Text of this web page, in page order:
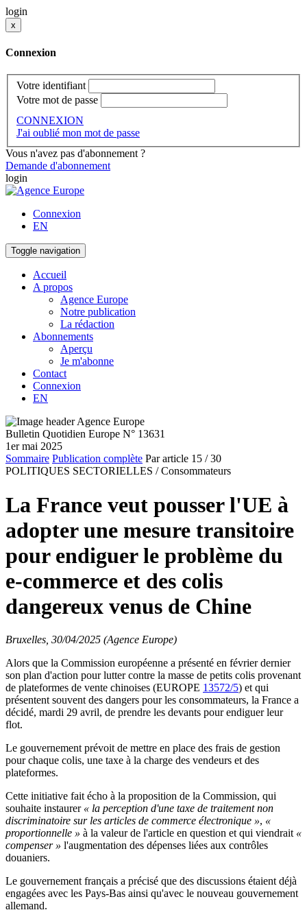
login
x
Connexion
Votre identifiant
Votre mot de passe
CONNEXION
J'ai oublié mon mot de passe
Vous n'avez pas d'abonnement ?
Demande d'abonnement
login
Connexion
EN
Toggle navigation
Accueil
A propos
Agence Europe
Notre publication
La rédaction
Abonnements
Aperçu
Je m'abonne
Contact
Connexion
EN
Bulletin Quotidien Europe N° 13631
1er mai 2025
Sommaire Publication complète Par article 15 / 30
POLITIQUES SECTORIELLES / Consommateurs
La France veut pousser l'UE à
adopter une mesure transitoire
pour endiguer le problème du
e-commerce et des colis
dangereux venus de Chine
Bruxelles, 30/04/2025 (Agence Europe)
Alors que la Commission européenne a présenté en février dernier
son plan d'action pour lutter contre la masse de petits colis provenant
de plateformes de vente chinoises (EUROPE 13572/5) et qui
présentent souvent des dangers pour les consommateurs, la France a
décidé, mardi 29 avril, de prendre les devants pour endiguer leur
flot.
Le gouvernement prévoit de mettre en place des frais de gestion
pour chaque colis, une taxe à la charge des vendeurs et des
plateformes.
Cette initiative fait écho à la proposition de la Commission, qui
souhaite instaurer « la perception d'une taxe de traitement non
discriminatoire sur les articles de commerce électronique », «
proportionnelle » à la valeur de l'article en question et qui viendrait «
compenser » l'augmentation des dépenses liées aux contrôles
douaniers.
Le gouvernement français a précisé que des discussions étaient déjà
engagées avec les Pays-Bas ainsi qu'avec le nouveau gouvernement
allemand.